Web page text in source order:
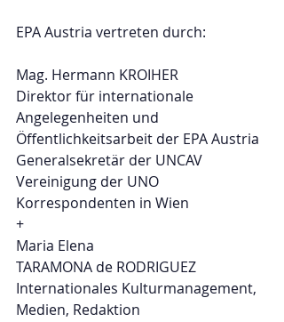
EPA Austria vertreten durch:
Mag. Hermann KROIHER
Direktor für internationale
Angelegenheiten und
Öffentlichkeitsarbeit der EPA Austria
Generalsekretär der UNCAV
Vereinigung der UNO
Korrespondenten in Wien
+
Maria Elena
TARAMONA de RODRIGUEZ
Internationales Kulturmanagement,
Medien, Redaktion